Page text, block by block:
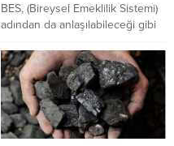
BES, (Bireysel Emeklilik Sistemi)
adından da anlaşılabileceği gibi
Bireysel Emeklilik Sistemidir. Bu
sistem mevcut çalıştığınız işin
dışında bir emeklilik sistemine
dahil olmanıza fayda sağlar.
Günümüzde emekli maaşlarının
yaşam standartlarını karşılamakta